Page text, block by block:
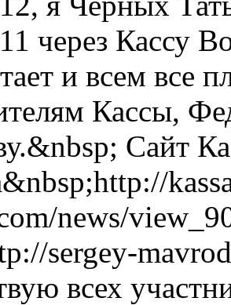
Кассу
и всем все
Кассы,
Сайт
news/
sergey-
всех